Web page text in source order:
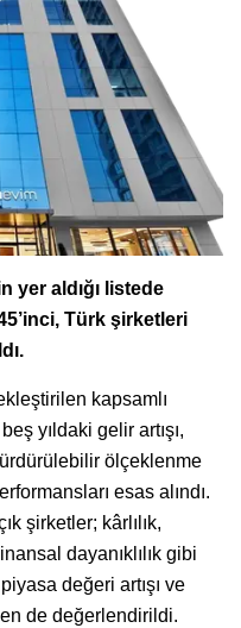
yer aldığı listede
Türk şirketleri
kapsamlı
yıldaki gelir artışı,
ölçeklenme
esas alındı.
şirketler; kârlılık,
dayanıklılık gibi
değeri artışı ve
de değerlendirildi.